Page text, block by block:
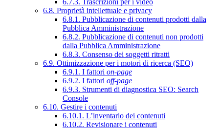
6.7.3. Trascrizioni per i video
6.8. Proprietà intellettuale e privacy
6.8.1. Pubblicazione di contenuti prodotti dalla
Pubblica Amministrazione
6.8.2. Pubblicazione di contenuti non prodotti
dalla Pubblica Amministrazione
6.8.3. Consenso dei soggetti ritratti
6.9. Ottimizzazione per i motori di ricerca (SEO)
6.9.1. I fattori on-page
6.9.2. I fattori off-page
6.9.3. Strumenti di diagnostica SEO: Search
Console
6.10. Gestire i contenuti
6.10.1. L’inventario dei contenuti
6.10.2. Revisionare i contenuti